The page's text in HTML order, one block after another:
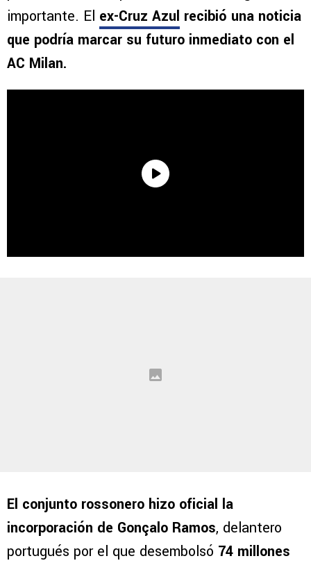
importante. El ex-Cruz Azul recibió una noticia
que podría marcar su futuro inmediato con el
AC Milan.
El conjunto rossonero hizo oficial la
incorporación de Gonçalo Ramos, delantero
portugués por el que desembolsó 74 millones